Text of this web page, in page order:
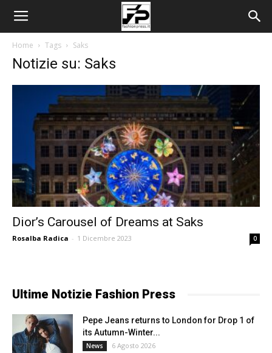
Home Tags Saks
Notizie su: Saks
Dior’s Carousel of Dreams at Saks
Rosalba Radica - 1 Dicembre 2023 0
Ultime Notizie Fashion Press
Pepe Jeans returns to London for Drop 1 of
its Autumn-Winter...
News 6 Agosto 2026